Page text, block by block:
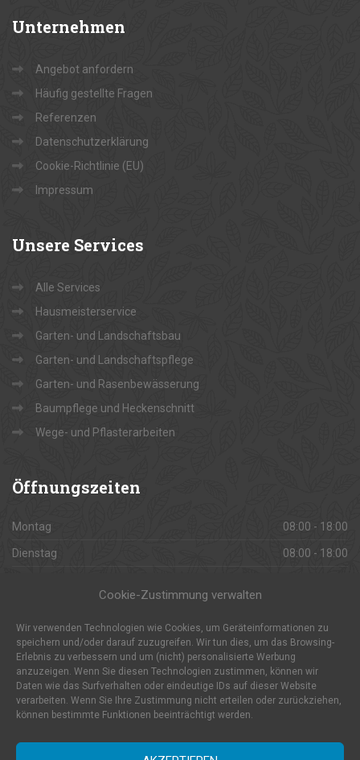
Cookie-Zustimmung verwalten
Wir verwenden Technologien wie Cookies, um Geräteinformationen zu
speichern und/oder darauf zuzugreifen. Wir tun dies, um das Browsing-
Erlebnis zu verbessern und um (nicht) personalisierte Werbung
anzuzeigen. Wenn Sie diesen Technologien zustimmen, können wir
Daten wie das Surfverhalten oder eindeutige IDs auf dieser Website
verarbeiten. Wenn Sie Ihre Zustimmung nicht erteilen oder zurückziehen,
können bestimmte Funktionen beeinträchtigt werden.
Unternehmen
Angebot anfordern
Häufig gestellte Fragen
Referenzen
Datenschutzerklärung
Cookie-Richtlinie (EU)
Impressum
Unsere Services
Alle Services
Hausmeisterservice
Garten- und Landschaftsbau
Garten- und Landschaftspflege
Garten- und Rasenbewässerung
Baumpflege und Heckenschnitt
Wege- und Pflasterarbeiten
Öffnungszeiten
Montag 08:00 - 18:00
Dienstag 08:00 - 18:00
Freitag 08:00 - 18:00
Samstag 08:00 - 18:00
Sonntag Geschlossen